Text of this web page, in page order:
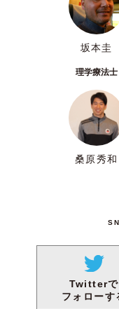
坂本圭
理学療法士
桑原秀和
Twitterで
フォローす